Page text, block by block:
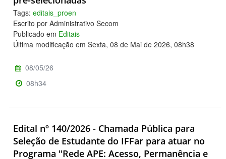
Tags: editais_proen
Escrito por Administrativo Secom
Publicado em Editais
Última modificação em Sexta, 08 de Mai de 2026, 08h38
08/05/26
08h34
Edital nº 140/2026 - Chamada Pública para
Seleção de Estudante do IFFar para atuar no
Programa ''Rede APE: Acesso, Permanência e